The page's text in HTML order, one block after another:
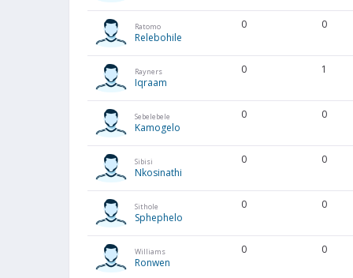
Ratomo
Relebohile
0 0
Rayners
Iqraam
0 1
Sebelebele
Kamogelo
0 0
Sibisi
Nkosinathi
0 0
Sithole
Sphephelo
0 0
Williams
Ronwen
0 0